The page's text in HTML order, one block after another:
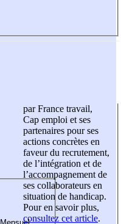
par France travail,
Cap emploi et ses
partenaires pour ses
actions concrètes en
faveur du recrutement,
de l’intégration et de
l’accompagnement de
ses collaborateurs en
situation de handicap.
Pour en savoir plus,
consultez cet article.